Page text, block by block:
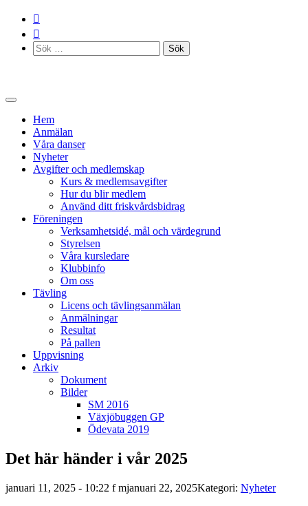
Skip
contentSök
efter:
Hem
Anmälan
Våra danser
Nyheter
Avgifter och medlemskap
Kurs & medlemsavgifter
Hur du blir medlem
Använd ditt friskvårdsbidrag
Föreningen
Verksamhetsidé, mål och värdegrund
Styrelsen
Våra kursledare
Klubbinfo
Om oss
Tävling
Licens och tävlingsanmälan
Anmälningar
Resultat
På pallen
Uppvisning
Arkiv
Dokument
Bilder
SM 2016
Växjöbuggen GP
Ödevata 2019
Det här händer i vår 2025
januari 11, 2025 - 10:22 f mjanuari 22, 2025Kategori: Nyheter